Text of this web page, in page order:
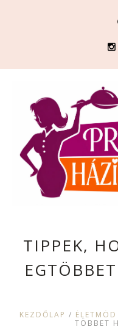
TIPPEK,
KEZDŐLAP / ÉLETMÓD
TÖBBET